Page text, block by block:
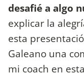
desafié a algo
explicar la
esta
Galeano una
mi coach en